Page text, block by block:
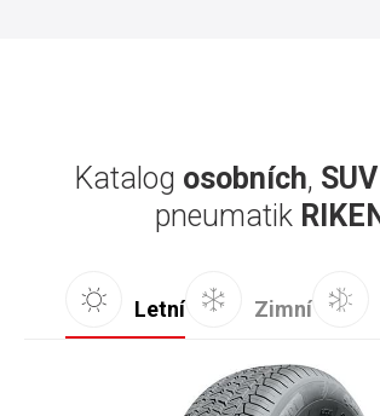
Katalog osobních, SUV
pneumatik RIKEN
Letní Zimní